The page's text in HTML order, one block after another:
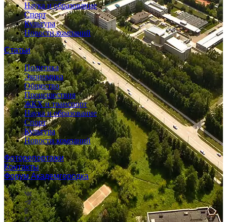
Наука и образование
Спорт
Культура
Новости компаний
Статьи
Политика
Экономика
Общество
Происшествия
ЖКХ и транспорт
Наука и образование
Спорт
Культура
Новости компаний
Фоторепортажи
Контакты
Форум Академгородка